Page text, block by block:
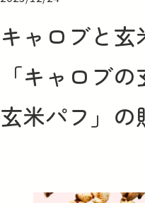
キャロブと
「キャロブ
玄米パフ」